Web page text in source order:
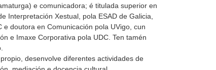
e comunicadora; é titulada superior en
Interpretación Xestual, pola ESAD de Galicia,
e doutora en Comunicación pola UVigo, cun
e Imaxe Corporativa pola UDC. Ten tamén
desenvolve diferentes actividades de